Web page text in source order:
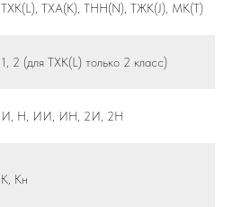
TXK(L), TXA(K), THH(N), ТЖK(J), MK(T)
1, 2 (для ТХК(L) только 2 класс)
И, Н, ИИ, ИН, 2И, 2Н
К, Кн